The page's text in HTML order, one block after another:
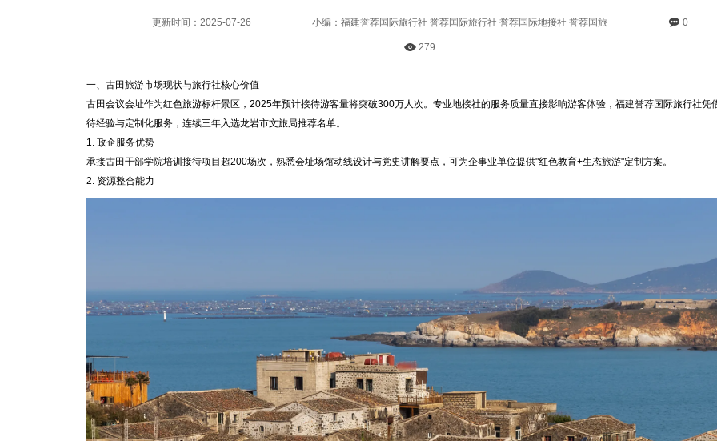
更新时间：2025-07-26 小编：福建誉荐国际旅行社 誉荐国际旅行社 誉荐国际地接社 誉荐国旅 0
279
一、古田旅游市场现状与旅行社核心价值
古田会议会址作为红色旅游标杆景区，2025年预计接待游客量将突破300万人次。专业地接社的服务质量直接影响游客体验，福建誉荐国际旅行社凭
待经验与定制化服务，连续三年入选龙岩市文旅局推荐名单。
1. 政企服务优势
承接古田干部学院培训接待项目超200场次，熟悉会址场馆动线设计与党史讲解要点，可为企事业单位提供"红色教育+生态旅游"定制方案。
2. 资源整合能力